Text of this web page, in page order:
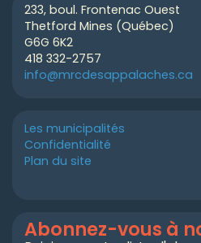
233, boul. Frontenac Ouest
Thetford Mines (Québec)
G6G 6K2
418 332-2757
info@mrcdesappalaches.ca
Les municipalités
Confidentialité
Plan du site
Abonnez-vous à